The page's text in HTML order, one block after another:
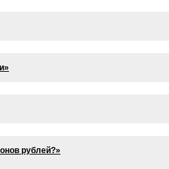
рублей?»